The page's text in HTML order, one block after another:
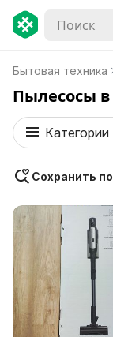
Бытовая техника
Пылесосы в
Категории
Сохранить